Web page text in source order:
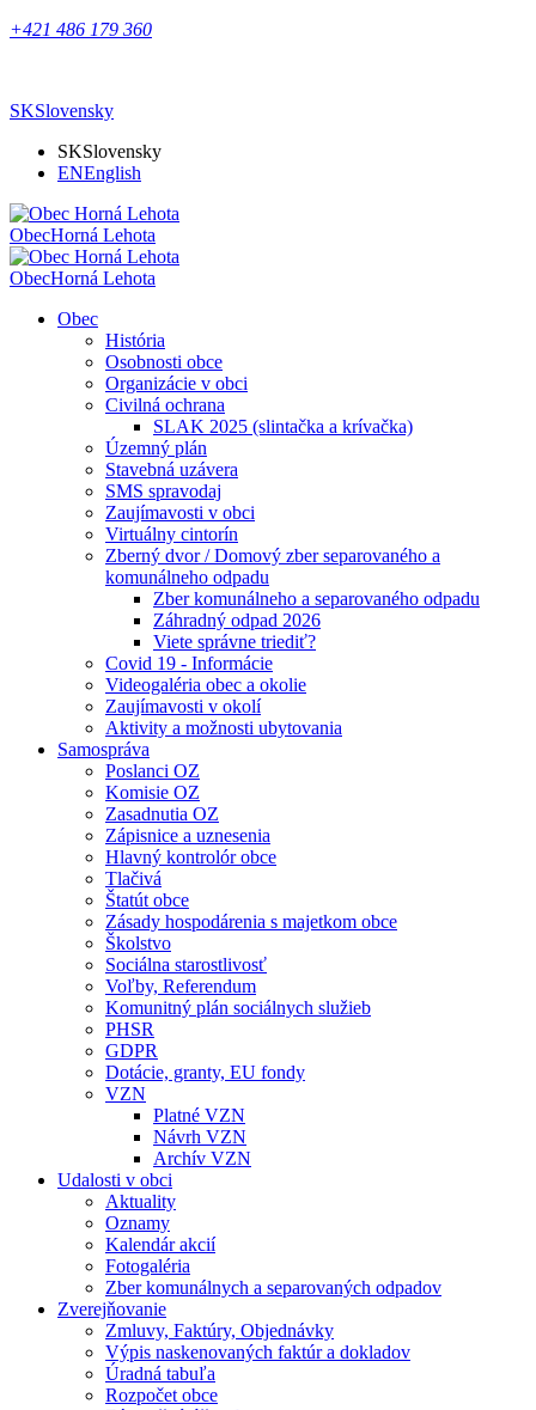
+421 486 179 360
SKSlovensky
SKSlovensky
ENEnglish
ObecHorná Lehota
ObecHorná Lehota
Obec
História
Osobnosti obce
Organizácie v obci
Civilná ochrana
SLAK 2025 (slintačka a krívačka)
Územný plán
Stavebná uzávera
SMS spravodaj
Zaujímavosti v obci
Virtuálny cintorín
Zberný dvor / Domový zber separovaného a
komunálneho odpadu
Zber komunálneho a separovaného odpadu
Záhradný odpad 2026
Viete správne triediť?
Covid 19 - Informácie
Videogaléria obec a okolie
Zaujímavosti v okolí
Aktivity a možnosti ubytovania
Samospráva
Poslanci OZ
Komisie OZ
Zasadnutia OZ
Zápisnice a uznesenia
Hlavný kontrolór obce
Tlačivá
Štatút obce
Zásady hospodárenia s majetkom obce
Školstvo
Sociálna starostlivosť
Voľby, Referendum
Komunitný plán sociálnych služieb
PHSR
GDPR
Dotácie, granty, EU fondy
VZN
Platné VZN
Návrh VZN
Archív VZN
Udalosti v obci
Aktuality
Oznamy
Kalendár akcií
Fotogaléria
Zber komunálnych a separovaných odpadov
Zverejňovanie
Zmluvy, Faktúry, Objednávky
Výpis naskenovaných faktúr a dokladov
Úradná tabuľa
Rozpočet obce